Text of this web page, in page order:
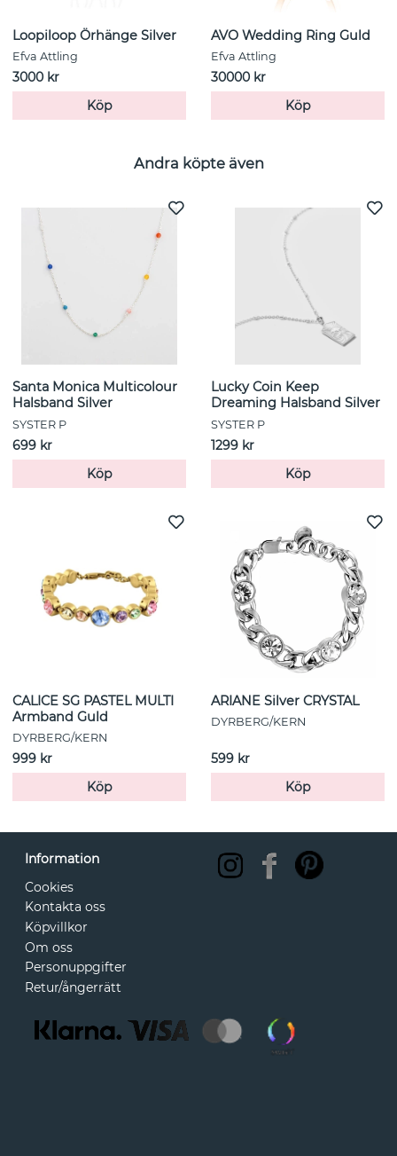
Loopiloop Örhänge Silver
Efva Attling
3000 kr
Köp
AVO Wedding Ring Guld
Efva Attling
30000 kr
Köp
Andra köpte även
Santa Monica Multicolour
Halsband Silver
SYSTER P
699 kr
Köp
Lucky Coin Keep
Dreaming Halsband Silver
SYSTER P
1299 kr
Köp
CALICE SG PASTEL MULTI
Armband Guld
DYRBERG/KERN
999 kr
Köp
ARIANE Silver CRYSTAL
DYRBERG/KERN
599 kr
Köp
Information
Cookies
Kontakta oss
Köpvillkor
Om oss
Personuppgifter
Retur/ångerrätt